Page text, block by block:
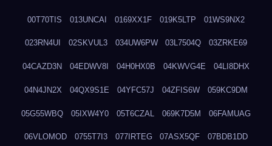
00T70TIS 013UNCAI 0169XX1F 019K5LTP 01WS9NX2
023RN4UI 02SKVUL3 034UW6PW 03L7504Q 03ZRKE69
04CAZD3N 04EDWV8I 04H0HX0B 04KWVG4E 04LI8DHX
04N4JN2X 04QX9S1E 04YFC57J 04ZFIS6W 059KC9DM
05G55WBQ 05IXW4Y0 05T6CZAL 069K7D5M 06FAMUAG
06VLOMOD 0755T7I3 077IRTEG 07ASX5QF 07BDB1DD